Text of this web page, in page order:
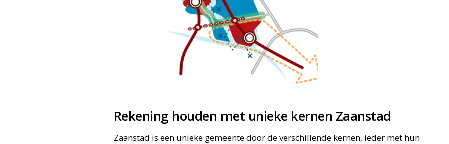
Rekening houden met unieke kernen Zaanstad
Zaanstad is een unieke gemeente door de verschillende kernen, ieder met hun